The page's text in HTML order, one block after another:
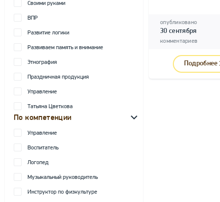
Своими руками
ВПР
Развитие логики
Развиваем память и внимание
Этнография
Праздничная продукция
Управление
Татьяна Цветкова
По компетенции
Управление
Воспитатель
Логопед
Музыкальный руководитель
Инструктор по физкультуре
опубликовано
30 сентября
комментариев
Подробнее